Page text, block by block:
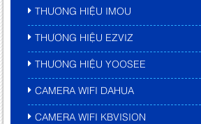
THƯƠNG HIỆU IMOU
THƯƠNG HIỆU EZVIZ
THƯƠNG HIỆU YOOSEE
CAMERA WIFI DAHUA
CAMERA WIFI KBVISION